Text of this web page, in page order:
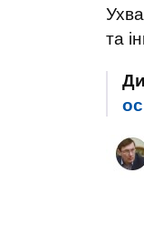
та